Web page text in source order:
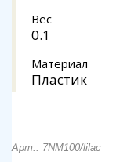
Вес
0.1
Материал
Пластик
Арт.: 7NM100/lilac